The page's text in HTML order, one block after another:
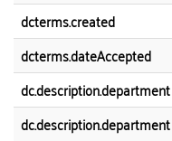
dcterms.created
dcterms.dateAccepted
dc.description.department
dc.description.department